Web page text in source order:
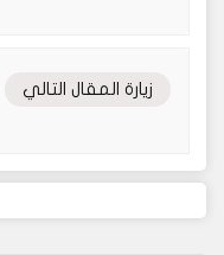
زيارة المقال التالي